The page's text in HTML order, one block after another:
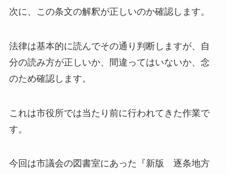
次に、この条文の解釈が正しいのか確認します。
法律は基本的に読んでその通り判断しますが、自
分の読み方が正しいか、間違ってはいないか、念
のため確認します。
これは市役所では当たり前に行われてきた作業で
す。
今回は市議会の図書室にあった『新版 逐条地方